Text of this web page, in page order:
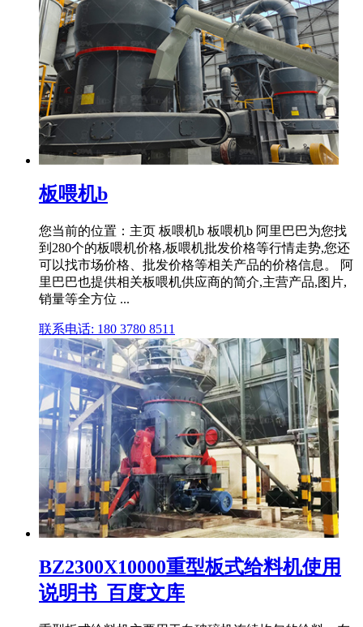
板喂机b
您当前的位置：主页 板喂机b 板喂机b 阿里巴巴为您找
到280个的板喂机价格,板喂机批发价格等行情走势,您还
可以找市场价格、批发价格等相关产品的价格信息。 阿
里巴巴也提供相关板喂机供应商的简介,主营产品,图片,
销量等全方位 ...
联系电话: 180 3780 8511
BZ2300X10000重型板式给料机使用
说明书_百度文库